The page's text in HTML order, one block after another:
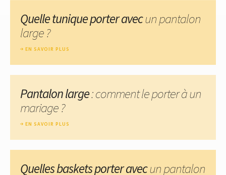
Quelle tunique porter avecun pantalon
large ?
EN SAVOIR PLUS
Pantalon large: comment le porter à un
mariage ?
EN SAVOIR PLUS
Quelles baskets porter avecun pantalon